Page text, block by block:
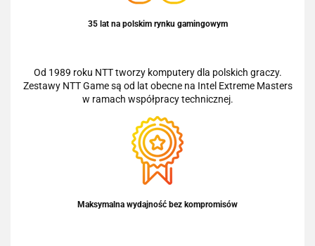
35 lat na polskim rynku gamingowym
Od 1989 roku NTT tworzy komputery dla polskich graczy.
Zestawy NTT Game są od lat obecne na Intel Extreme Masters
w ramach współpracy technicznej.
Maksymalna wydajność bez kompromisów